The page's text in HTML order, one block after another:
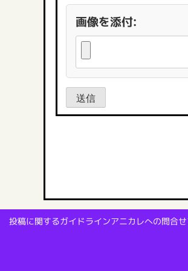
画像を添付:
送信
投稿に関するガイドラインアニカレへの問合せ